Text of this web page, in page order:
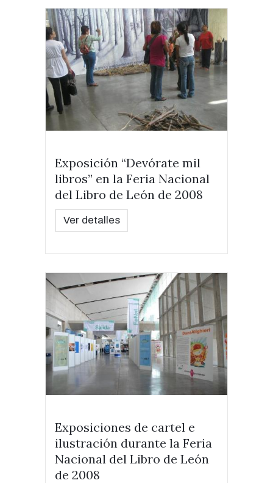
Exposición “Devórate mil
libros” en la Feria Nacional
del Libro de León de 2008
Ver detalles
Exposiciones de cartel e
ilustración durante la Feria
Nacional del Libro de León
de 2008